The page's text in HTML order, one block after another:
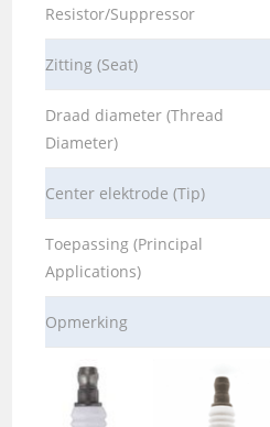
Resistor/Suppressor
Zitting (Seat)
Draad diameter (Thread
Diameter)
Center elektrode (Tip)
Toepassing (Principal
Applications)
Opmerking